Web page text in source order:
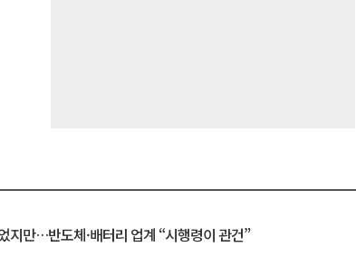
지만…반도체·배터리 업계 “시행령이 관건”